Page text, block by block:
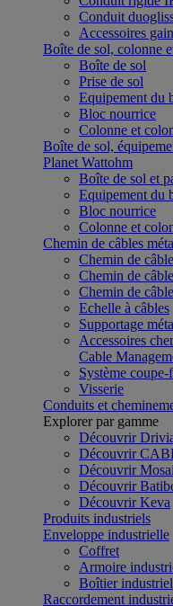
Conduit
Accessoires
Boîte de sol, colonne
Boîte de sol
Prise de sol
Equipement du
Bloc nourrice
Colonne et
Boîte de sol,
Planet Wattohm
Boîte de sol et
Equipement du
Bloc nourrice
Colonne et
Chemin de câbles
Chemin de
Chemin de
Chemin de
Echelle à câbles
Supportage
Accessoires
Cable
Système coupe-
Visserie
Conduits et
Explorer par gamme
Découvrir
Découvrir
Découvrir
Découvrir
Découvrir Keva
Produits industriels
Enveloppe industrielle
Coffret
Armoire
Boîtier industriel
Raccordement